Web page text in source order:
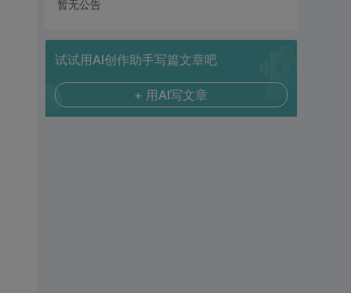
暂无公告
试试用AI创作助手写篇文章吧
+ 用AI写文章